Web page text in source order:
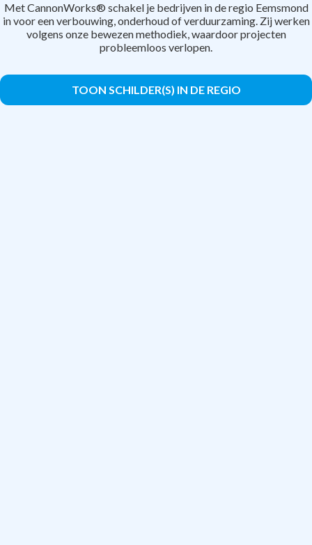
Met CannonWorks® schakel je bedrijven in de regio Eemsmond
in voor een verbouwing, onderhoud of verduurzaming. Zij werken
volgens onze bewezen methodiek, waardoor projecten
probleemloos verlopen.
TOON SCHILDER(S) IN DE REGIO